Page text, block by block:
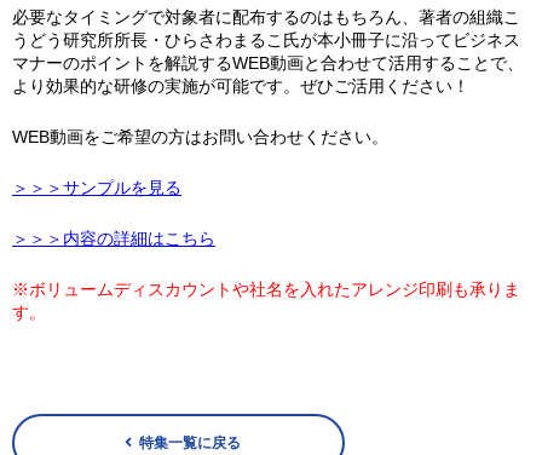
必要なタイミングで対象者に配布するのはもちろん、著者の組織こ
うどう研究所所長・ひらさわまるこ氏が本小冊子に沿ってビジネス
マナーのポイントを解説するWEB動画と合わせて活用することで、
より効果的な研修の実施が可能です。ぜひご活用ください！
WEB動画をご希望の方はお問い合わせください。
＞＞＞サンプルを見る
＞＞＞内容の詳細はこちら
※ボリュームディスカウントや社名を入れたアレンジ印刷も承りま
す。
特集一覧に戻る